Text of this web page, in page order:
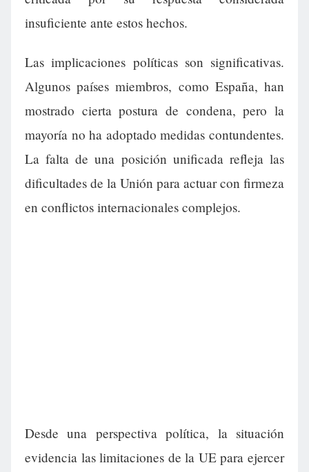
insuficiente ante estos hechos.
Las implicaciones políticas son significativas.
Algunos países miembros, como España, han
mostrado cierta postura de condena, pero la
mayoría no ha adoptado medidas contundentes.
La falta de una posición unificada refleja las
dificultades de la Unión para actuar con firmeza
en conflictos internacionales complejos.
Desde una perspectiva política, la situación
evidencia las limitaciones de la UE para ejercer